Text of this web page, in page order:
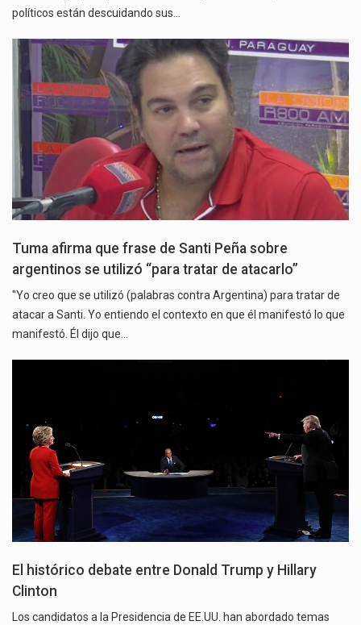
políticos están descuidando sus…
Tuma afirma que frase de Santi Peña sobre
argentinos se utilizó “para tratar de atacarlo”
"Yo creo que se utilizó (palabras contra Argentina) para tratar de
atacar a Santi. Yo entiendo el contexto en que él manifestó lo que
manifestó. Él dijo que…
El histórico debate entre Donald Trump y Hillary
Clinton
Los candidatos a la Presidencia de EE.UU. han abordado temas